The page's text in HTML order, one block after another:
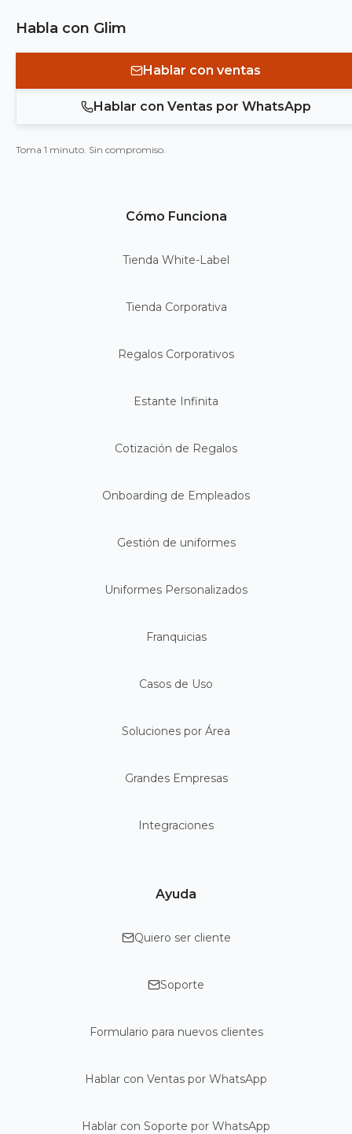
Habla con Glim
Hablar con ventas
Hablar con Ventas por WhatsApp
Toma 1 minuto. Sin compromiso.
Cómo Funciona
Tienda White-Label
Tienda Corporativa
Regalos Corporativos
Estante Infinita
Cotización de Regalos
Onboarding de Empleados
Gestión de uniformes
Uniformes Personalizados
Franquicias
Casos de Uso
Soluciones por Área
Grandes Empresas
Integraciones
Ayuda
Quiero ser cliente
Soporte
Formulario para nuevos clientes
Hablar con Ventas por WhatsApp
Hablar con Soporte por WhatsApp